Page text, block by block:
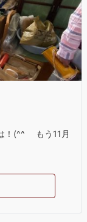
！(^^ゞ もう11月